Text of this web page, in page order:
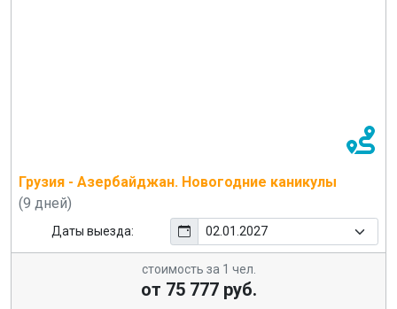
Грузия - Азербайджан. Новогодние каникулы
(9 дней)
Даты выезда:
стоимость за 1 чел.
от 75 777 руб.